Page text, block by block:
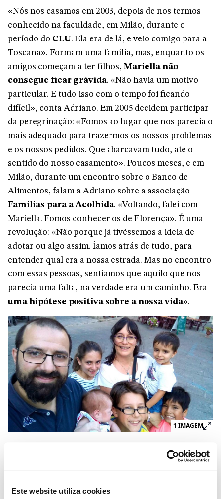
Este website utiliza cookies
«Nós nos casamos em 2003, depois de nos termos
conhecido na faculdade, em Milão, durante o
período do CLU. Ela era de lá, e veio comigo para a
Toscana». Formam uma família, mas, enquanto os
amigos começam a ter filhos, Mariella não
consegue ficar grávida. «Não havia um motivo
particular. E tudo isso com o tempo foi ficando
difícil», conta Adriano. Em 2005 decidem participar
da peregrinação: «Fomos ao lugar que nos parecia o
mais adequado para trazermos os nossos problemas
e os nossos pedidos. Que abarcavam tudo, até o
sentido do nosso casamento». Poucos meses, e em
Milão, durante um encontro sobre o Banco de
Alimentos, falam a Adriano sobre a associação
Famílias para a Acolhida. «Voltando, falei com
Mariella. Fomos conhecer os de Florença». É uma
revolução: «Não porque já tivéssemos a ideia de
adotar ou algo assim. Íamos atrás de tudo, para
entender qual era a nossa estrada. Mas no encontro
com essas pessoas, sentíamos que aquilo que nos
parecia uma falta, na verdade era um caminho. Era
uma hipótese positiva sobre a nossa vida».
1 IMAGEM
. Documentos,
entrevistas... «Enviamos o pedido no fim de maio de
indo para a peregrinação daquele ano, chegou o